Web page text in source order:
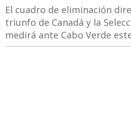
El cuadro de eliminación
triunfo de Canadá y la
medirá ante Cabo Verde